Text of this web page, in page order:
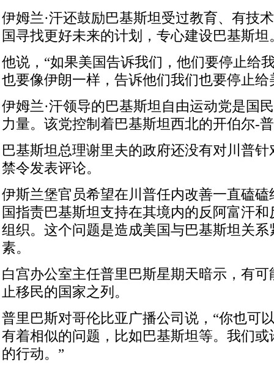
伊姆兰·汗还鼓励巴基斯坦受过教育、有技
国寻找更好未来的计划，专心建设巴基斯坦
他说，“如果美国告诉我们，他们要停止给
也要像伊朗一样，告诉他们我们也要停止给
伊姆兰·汗领导的巴基斯坦自由运动党是国
力量。该党控制着巴基斯坦西北的开伯尔-
巴基斯坦总理谢里夫的政府还没有对川普
禁令发表评论。
伊斯兰堡官员希望在川普任内改善一直磕
国指责巴基斯坦支持在其境内的反阿富汗
组织。这个问题是造成美国与巴基斯坦关
素。
白宫办公室主任普里巴斯星期天暗示，有
止移民的国家之列。
普里巴斯对哥伦比亚广播公司说，“你也可
有着相似的问题，比如巴基斯坦等。我们
的行动。”